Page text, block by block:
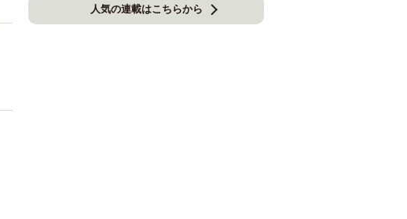
人気の連載はこちらから